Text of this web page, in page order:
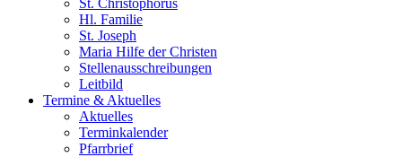
St. Christophorus
Hl. Familie
St. Joseph
Maria Hilfe der Christen
Stellenausschreibungen
Leitbild
Termine & Aktuelles
Aktuelles
Terminkalender
Pfarrbrief